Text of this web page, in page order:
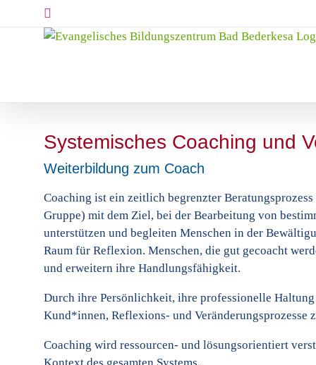
to
Systemisches Coaching und
Weiterbildung zum Coach
Coaching ist ein zeitlich begrenzter
Gruppe) mit dem Ziel, bei der Bearbeitung von
unterstützen und begleiten Menschen in der
Raum für Reflexion. Menschen, die gut gecoacht
und erweitern ihre Handlungsfähigkeit.
Durch ihre Persönlichkeit, ihre professionelle
Kund*innen, Reflexions- und Veränderungsprozesse
Coaching wird ressourcen- und lösungsorientiert